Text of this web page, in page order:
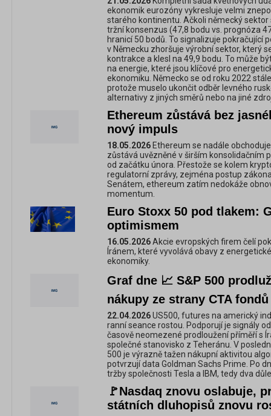
ekonomik eurozóny vykresluje velmi
starého kontinentu. Ačkoli německý
tržní konsenzus (47,8 bodu vs. prognóza
hranicí 50 bodů. To signalizuje pokračující
v Německu zhoršuje výrobní sektor, který
kontrakce a klesl na 49,9 bodu. To může
na energie, které jsou klíčové pro
ekonomiku. Německo se od roku 2022
protože muselo ukončit odběr levného
alternativy z jiných směrů nebo na jiné
Ethereum zůstává bez
nový impuls
18.05.2026 Ethereum se nadále
zůstává uvězněné v širším konsolidačním
od začátku února. Přestože se kolem
regulatorní zprávy, zejména postup
Senátem, ethereum zatím nedokáže
momentum.
Euro Stoxx 50 pod tlakem:
optimismem
16.05.2026Akcie evropských firem čelí
Íránem, které vyvolává obavy z
ekonomiky.
Graf dne 📈 S&P 500
nákupy ze strany CTA fondů
22.04.2026US500, futures na americký
ranní seance rostou. Podporují je signály
časově neomezené prodloužení příměří s
společné stanovisko z Teheránu. V
500 je výrazně tažen nákupní aktivitou
potvrzují data Goldman Sachs Prime. Po
tržby společnosti Tesla a IBM, tedy dva
🚩Nasdaq znovu oslabuje,
státních dluhopisů znovu